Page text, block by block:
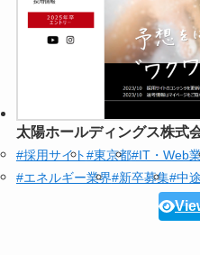
太陽ホールディングス株式
#採用サイト#東京都#IT・Web
#エネルギー業界#新卒募集#中